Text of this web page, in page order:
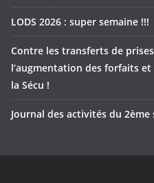
LODS 2026 : super semaine !!!
Contre les transferts de
l’augmentation des forfaits
la Sécu !
Journal des activités du 2ème